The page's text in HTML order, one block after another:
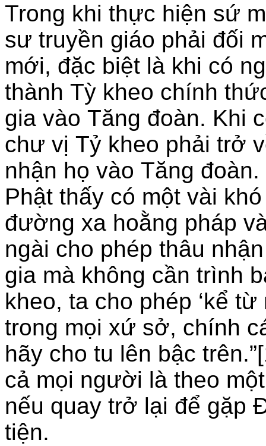
Trong khi thực hiện sứ
sư truyền giáo phải đối
mới, đặc biệt là khi có
thành Tỳ kheo chính
gia vào Tăng đoàn. Khi
chư vị Tỷ kheo phải trở
nhận họ vào Tăng
Phật thấy có một vài
đường xa hoằng pháp
ngài cho phép thâu
gia mà không cần trình
kheo, ta cho phép ‘kể
trong mọi xứ sở, chính
hãy cho tu lên bậc
cả mọi người là theo
nếu quay trở lại để gặp
tiện.